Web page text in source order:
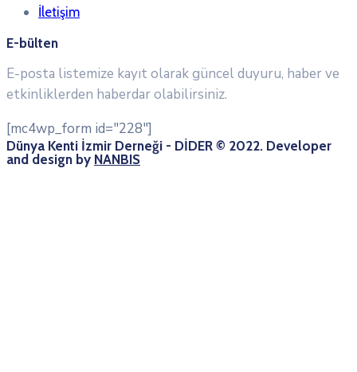
İletişim
E-bülten
E-posta listemize kayıt olarak güncel duyuru, haber ve
etkinliklerden haberdar olabilirsiniz.
[mc4wp_form id="228"]
Dünya Kenti İzmir Derneği - DİDER © 2022. Developer
and design by NANBIS